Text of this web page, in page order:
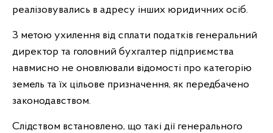
реалізовувались в адресу інших юридичних осіб.
З метою ухилення від сплати податків генеральний
директор та головний бухгалтер підприємства
навмисно не оновлювали відомості про категорію
земель та їх цільове призначення, як передбачено
законодавством.
Слідством встановлено, що такі дії генерального